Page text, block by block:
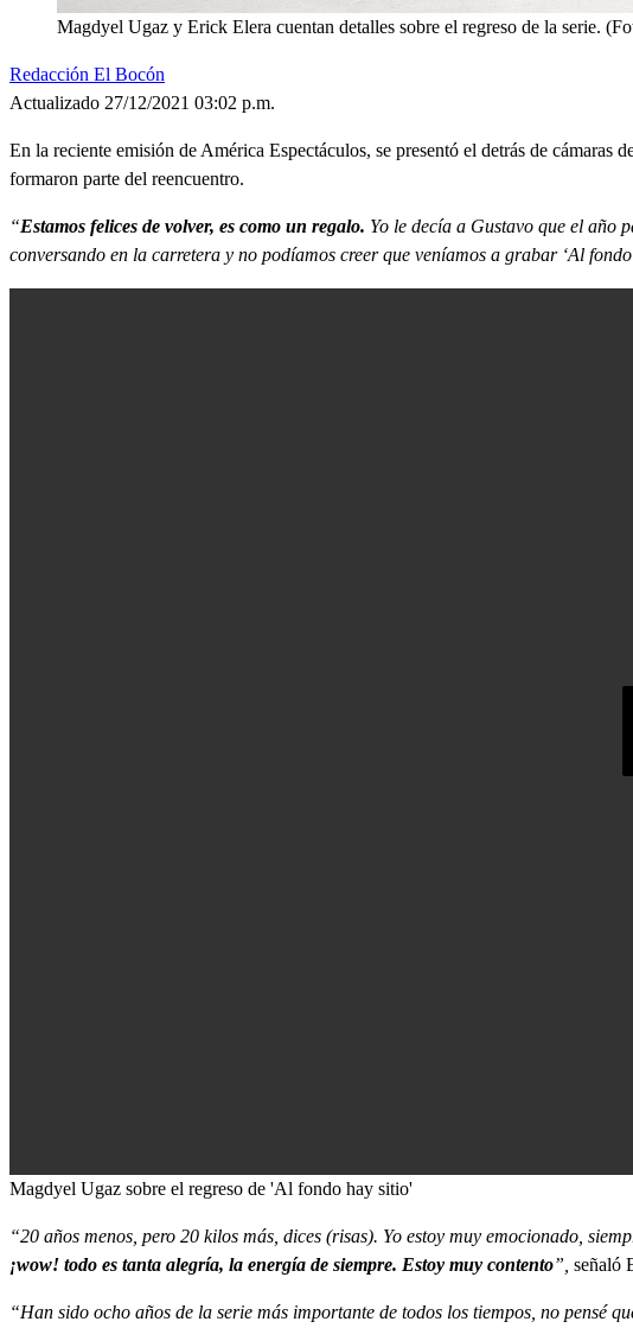
Magdyel Ugaz y Erick Elera cuentan detalles sobre el regreso de la serie.
Redacción El Bocón
Actualizado 27/12/2021 03:02 p.m.
En la reciente emisión de América Espectáculos, se presentó el detrás de
formaron parte del reencuentro.
“Estamos felices de volver, es como un regalo. Yo le decía a Gustavo que el año
conversando en la carretera y no podíamos creer que veníamos a grabar ‘Al
0
seconds
0
secondsVolume
90%
Magdyel Ugaz sobre el regreso de 'Al fondo hay sitio'
“20 años menos, pero 20 kilos más, dices (risas). Yo estoy muy emocionado,
¡wow! todo es tanta alegría, la energía de siempre. Estoy muy contento”, señaló
“Han sido ocho años de la serie más importante de todos los tiempos, no pensé